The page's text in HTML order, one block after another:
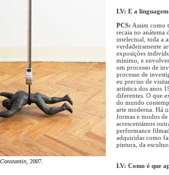
, 2007.
LV: E a
PCS: Assim como
recaia no anátema
intelectual, toda a
verdadeiramente
exposições
mínimo, e
um processo de
processo de
eu preciso de
artística dos anos
diferentes. O que
do mundo
arte moderna. Há
formas e modos
acrescentámos
performance
adquiridas como
pintura, da
LV: Como é que